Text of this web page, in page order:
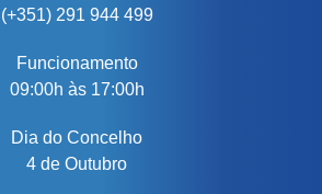
(+351) 291 944 499
Funcionamento
09:00h às 17:00h
Dia do Concelho
4 de Outubro